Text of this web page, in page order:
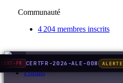
Communauté
4 204 membres inscrits
Forum
CERT-FR CERTFR-2026-ALE-008 ALERTE